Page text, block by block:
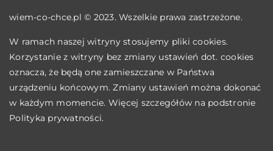
wiem-co-chce.pl © 2023. Wszelkie prawa zastrzeżone.
W ramach naszej witryny stosujemy pliki cookies.
Korzystanie z witryny bez zmiany ustawień dot. cookies
oznacza, że będą one zamieszczane w Państwa
urządzeniu końcowym. Zmiany ustawień można dokonać
w każdym momencie. Więcej szczegółów na podstronie
Polityka prywatności.